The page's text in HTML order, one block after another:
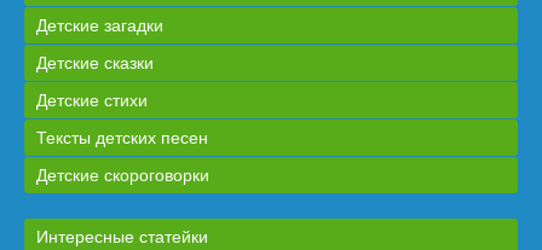
Детские загадки
Детские сказки
Детские стихи
Тексты детских песен
Детские скороговорки
Интересные статейки